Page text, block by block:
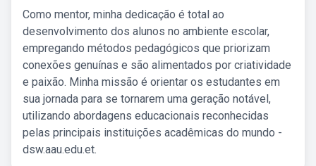
Como mentor, minha dedicação é total ao
desenvolvimento dos alunos no ambiente escolar,
empregando métodos pedagógicos que priorizam
conexões genuínas e são alimentados por criatividade
e paixão. Minha missão é orientar os estudantes em
sua jornada para se tornarem uma geração notável,
utilizando abordagens educacionais reconhecidas
pelas principais instituições acadêmicas do mundo -
dsw.aau.edu.et.